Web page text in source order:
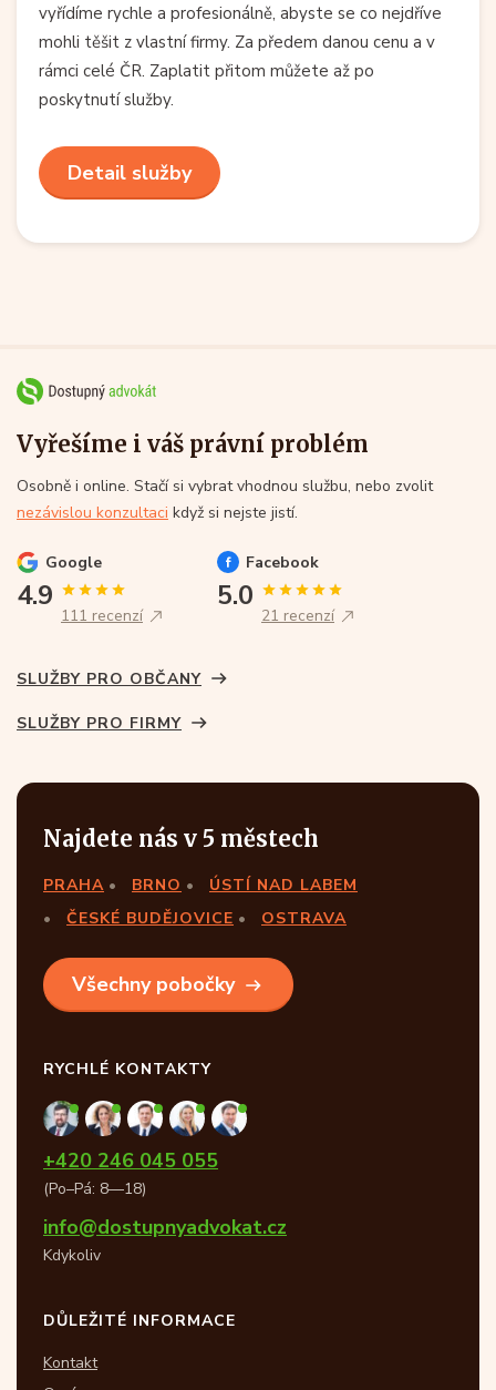
vyřídíme rychle a profesionálně, abyste se co nejdříve
mohli těšit z vlastní firmy. Za předem danou cenu a v
rámci celé ČR. Zaplatit přitom můžete až po
poskytnutí služby.
Detail služby
Vyřešíme i váš právní problém
Osobně i online. Stačí si vybrat vhodnou službu, nebo zvolit
nezávislou konzultaci když si nejste jistí.
Google
4.9
111 recenzí
Facebook
5.0
21 recenzí
SLUŽBY PRO OBČANY
SLUŽBY PRO FIRMY
Najdete nás v 5 městech
PRAHA BRNO
ÚSTÍ NAD LABEM
ČESKÉ BUDĚJOVICE
OSTRAVA
Všechny pobočky
RYCHLÉ KONTAKTY
+420 246 045 055
(Po–Pá: 8—18)
info@dostupnyadvokat.cz
Kdykoliv
DŮLEŽITÉ INFORMACE
Kontakt